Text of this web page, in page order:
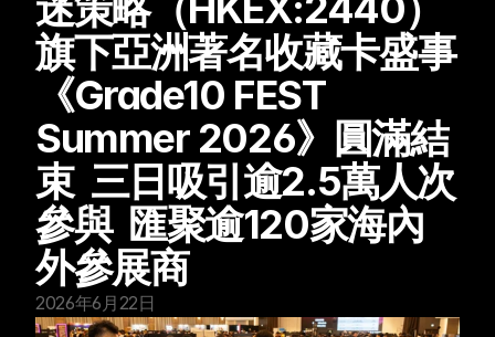
旗下亞洲著名收藏卡盛事
《Grade10 FEST
Summer 2026》圓滿結
束  三日吸引逾2.5萬人次
參與  匯聚逾120家海內
外參展商
2026年6月22日